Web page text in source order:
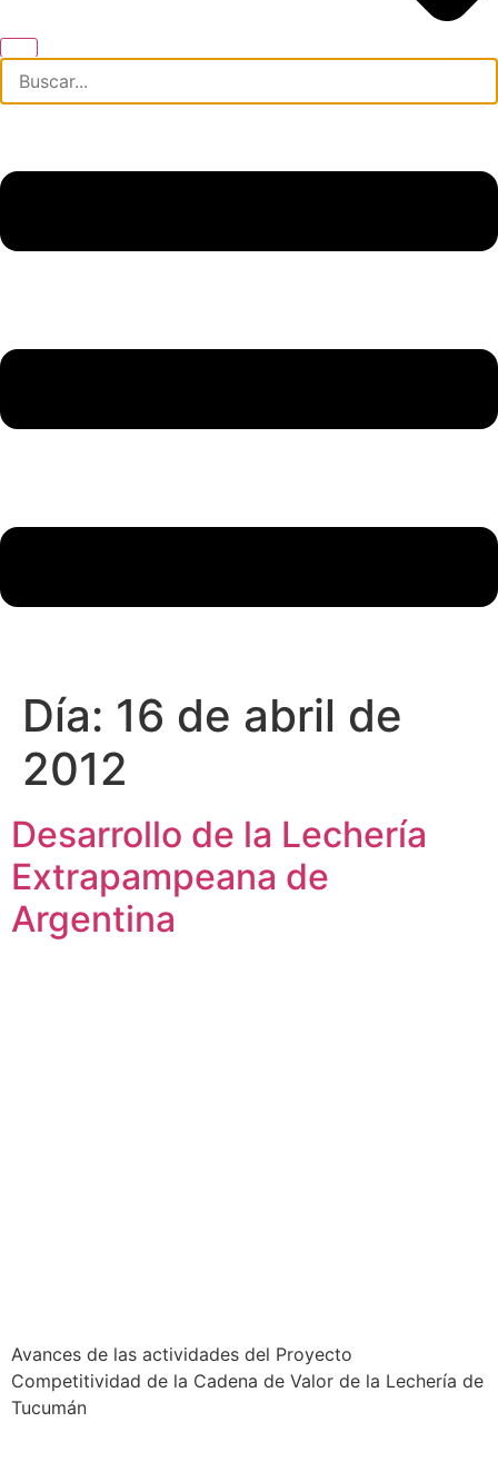
Día: 16 de abril de
2012
Desarrollo de la Lechería
Extrapampeana de
Argentina
Avances de las actividades del Proyecto
Competitividad de la Cadena de Valor de la Lechería de
Tucumán